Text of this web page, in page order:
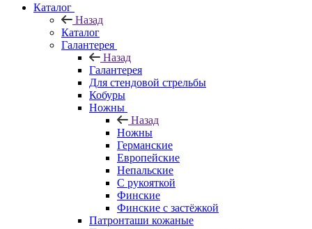
Каталог
Назад
Каталог
Галантерея
Назад
Галантерея
Для стендовой стрельбы
Кобуры
Ножны
Назад
Ножны
Германские
Европейские
Непальские
С рукояткой
Финские
Финские с застёжкой
Патронташи кожаные